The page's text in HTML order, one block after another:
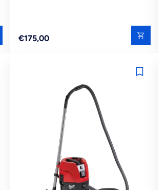
Reguliere
€175,00